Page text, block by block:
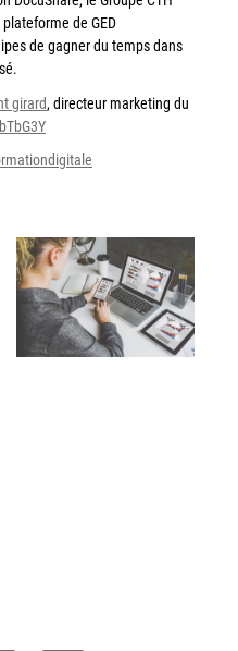
PrimeLink C9200
documents
d’impression
de GED
de gagner du temps dans
girard, directeur marketing du